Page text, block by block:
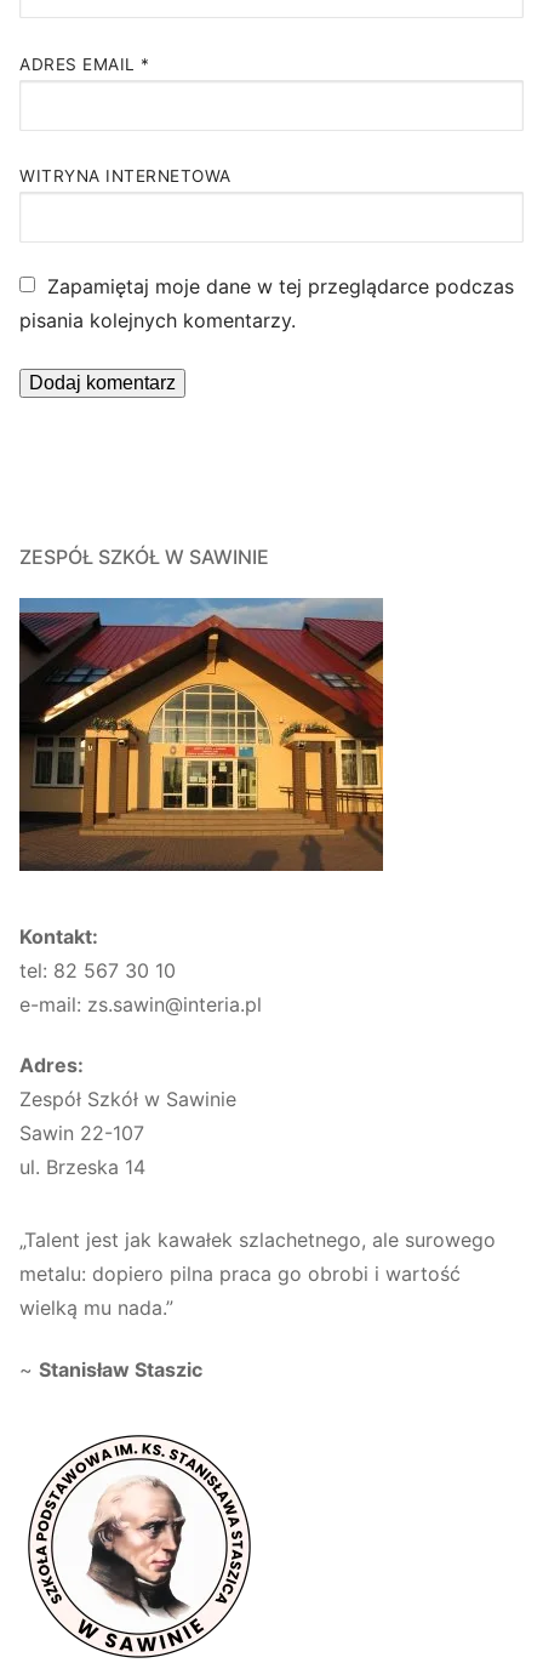
ADRES EMAIL *
WITRYNA INTERNETOWA
Zapamiętaj moje dane w tej przeglądarce podczas
pisania kolejnych komentarzy.
ZESPÓŁ SZKÓŁ W SAWINIE
Kontakt:
tel: 82 567 30 10
e-mail: zs.sawin@interia.pl
Adres:
Zespół Szkół w Sawinie
Sawin 22-107
ul. Brzeska 14
„Talent jest jak kawałek szlachetnego, ale surowego
metalu: dopiero pilna praca go obrobi i wartość
wielką mu nada.”
~ Stanisław Staszic